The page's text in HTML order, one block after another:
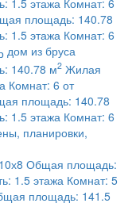
1.5 этажа Комнат: 6
площадь: 140.78
1.5 этажа Комнат: 6
дом из бруса
140.78 м2 Жилая
Комнат: 6 от
площадь: 140.78
1.5 этажа Комнат: 6
10х8 Общая площадь:
1.5 этажа Комнат: 5
площадь: 141.5